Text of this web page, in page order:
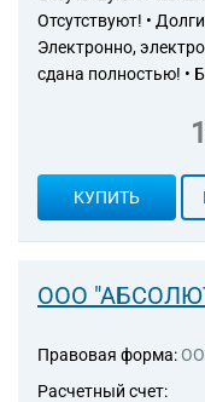
Отсутствуют! •
Электронно,
сдана полностью! •
КУПИТЬ
ООО
Правовая форма:
Расчетный счет: